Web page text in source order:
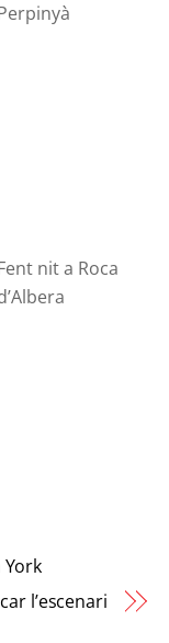
nit a Roca
York
l’escenari